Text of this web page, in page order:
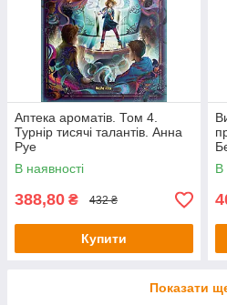
Аптека ароматів. Том 4.
Турнір тисячі талантів. Анна
Руе
В наявності
388,80 ₴ 432 ₴
Купити
В
Показати